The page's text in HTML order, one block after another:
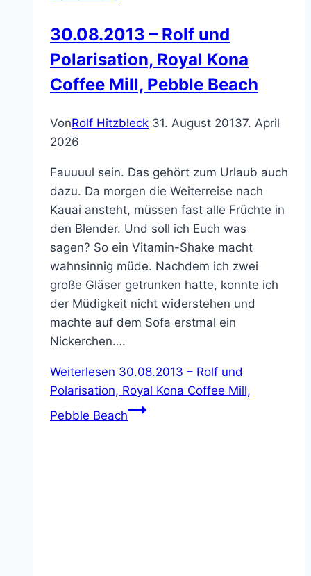
30.08.2013 – Rolf und
Polarisation, Royal Kona
Coffee Mill, Pebble Beach
VonRolf Hitzbleck 31. August 20137. April
2026
Fauuuul sein. Das gehört zum Urlaub auch
dazu. Da morgen die Weiterreise nach
Kauai ansteht, müssen fast alle Früchte in
den Blender. Und soll ich Euch was
sagen? So ein Vitamin-Shake macht
wahnsinnig müde. Nachdem ich zwei
große Gläser getrunken hatte, konnte ich
der Müdigkeit nicht widerstehen und
machte auf dem Sofa erstmal ein
Nickerchen….
Weiterlesen 30.08.2013 – Rolf und
Polarisation, Royal Kona Coffee Mill,
Pebble Beach